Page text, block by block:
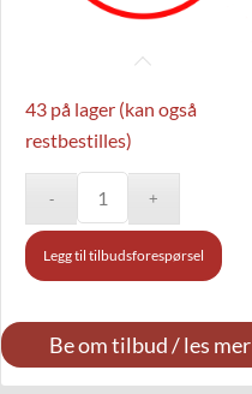
43 på lager (kan også
restbestilles)
Legg til tilbudsforespørsel
Be om tilbud / les mer